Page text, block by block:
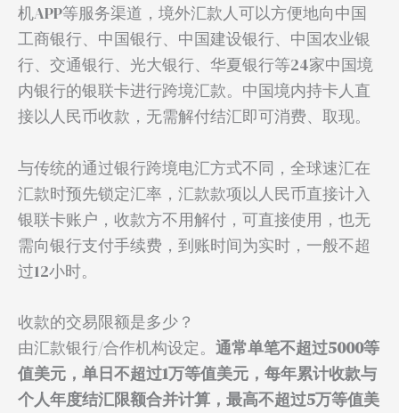
机APP等服务渠道，境外汇款人可以方便地向中国
工商银行、中国银行、中国建设银行、中国农业银
行、交通银行、光大银行、华夏银行等24家中国境
内银行的银联卡进行跨境汇款。中国境内持卡人直
接以人民币收款，无需解付结汇即可消费、取现。
与传统的通过银行跨境电汇方式不同，全球速汇在
汇款时预先锁定汇率，汇款款项以人民币直接计入
银联卡账户，收款方不用解付，可直接使用，也无
需向银行支付手续费，到账时间为实时，一般不超
过12小时。
收款的交易限额是多少？
由汇款银行/合作机构设定。 通常单笔不超过5000等
值美元，单日不超过1万等值美元，每年累计收款与
个人年度结汇限额合并计算，最高不超过5万等值美